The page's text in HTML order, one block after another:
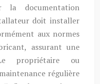
documentation
doit installer
aux normes
assurant une
propriétaire ou
régulière